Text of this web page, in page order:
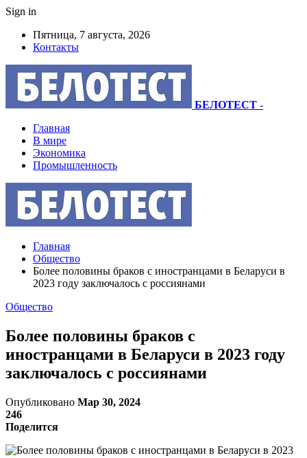
Sign in
Пятница, 7 августа, 2026
Контакты
БЕЛОТЕСТ -
Главная
В мире
Экономика
Промышленность
Главная
Общество
Более половины браков с иностранцами в Беларуси в
2023 году заключалось с россиянами
Общество
Более половины браков с
иностранцами в Беларуси в 2023 году
заключалось с россиянами
Опубликовано Мар 30, 2024
246
Поделится